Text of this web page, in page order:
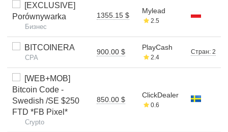
[EXCLUSIVE]
Porównywarka
Бизнес
1355.15 $
Mylead
2.5
BITCOINERA
CPA
900.00 $
PlayCash
2.4
Стран: 2
[WEB+MOB]
Bitcoin Code -
Swedish /SE $250
FTD *FB Pixel*
Crypto
850.00 $
ClickDealer
0.6